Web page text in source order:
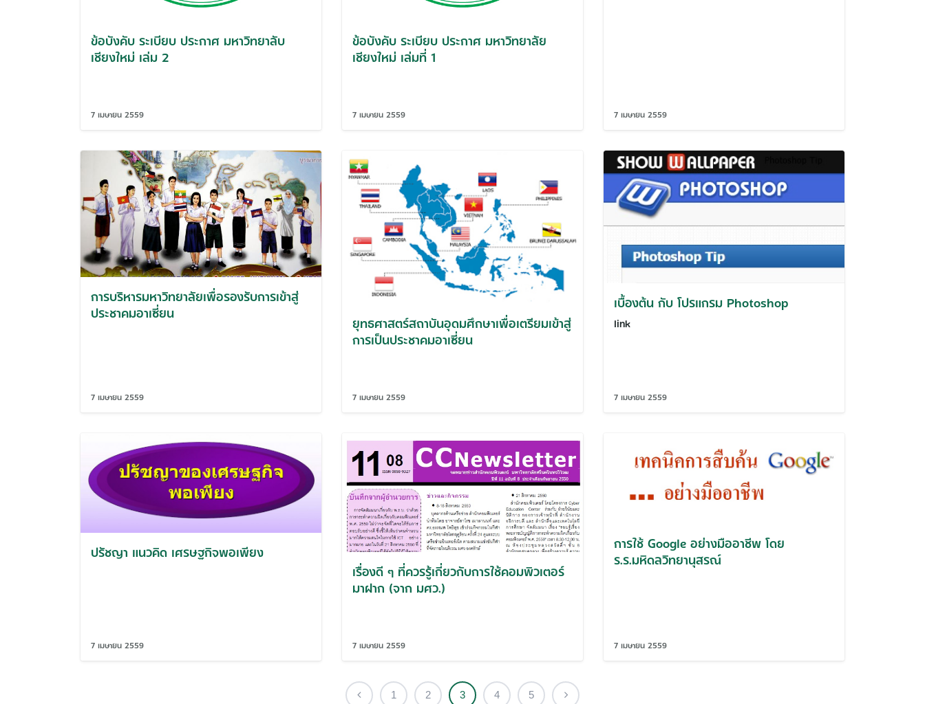
ข้อบังคับ ระเบียบ ประกาศ มหาวิทยาลับ
เชียงใหม่ เล่ม 2
7 เมษายน 2559
ข้อบังคับ ระเบียบ ประกาศ มหาวิทยาลัย
เชียงใหม่ เล่มที่ 1
7 เมษายน 2559 7 เมษายน 2559
การบริหารมหาวิทยาลัยเพื่อรองรับการเข้าสู่
ประชาคมอาเซี่ยน
7 เมษายน 2559
ยุทธศาสตร์สถาบันอุดมศึกษาเพื่อเตรียมเข้าสู่
การเป็นประชาคมอาเซี่ยน
7 เมษายน 2559
เบื้องต้น กับ โปรแกรม Photoshop
link
7 เมษายน 2559
ปรัชญา แนวคิด เศรษฐกิจพอเพียง
7 เมษายน 2559
เรื่องดี ๆ ที่ควรรู้เกี่ยวกับการใช้คอมพิวเตอร์
มาฝาก (จาก มศว.)
7 เมษายน 2559
การใช้ Google อย่างมืออาชีพ โดย
ร.ร.มหิดลวิทยานุสรณ์
7 เมษายน 2559
1 2 3 4 5